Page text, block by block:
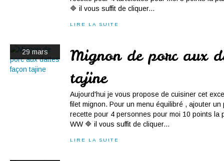
🔷 il vous suffit de cliquer...
LIRE LA SUITE
29 mars
Mignon de porc aux
tajine
Aujourd'hui je vous propose de cuisiner cet
filet mignon. Pour un menu équilibré , ajouter
recette pour 4 personnes pour moi 10 points la
WW 🔷 il vous suffit de cliquer...
LIRE LA SUITE